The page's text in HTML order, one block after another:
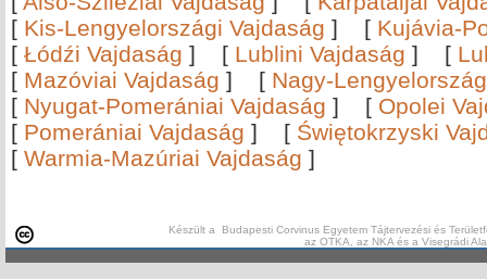
[ Kis-Lengyelországi Vajdaság ] [ Kujávia-
[ Łódźi Vajdaság ] [ Lublini Vajdaság ] [
[ Mazóviai Vajdaság ] [ Nagy-
[ Nyugat-Pomerániai Vajdaság ] [ Opolei
[ Pomerániai Vajdaság ] [ Świętokrzyski
[ Warmia-Mazúriai Vajdaság ]
Készült a Budapesti Corvinus Egyetem Tájtervezési és
az OTKA, az NKA és a Visegrádi